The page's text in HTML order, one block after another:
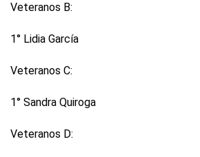
Veteranos B:
1° Lidia García
Veteranos C:
1° Sandra Quiroga
Veteranos D: